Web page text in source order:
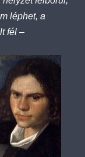
léphet, a
fél –